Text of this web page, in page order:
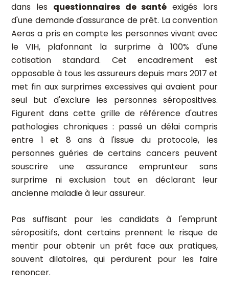
dans les questionnaires de santé exigés lors
d'une demande d'assurance de prêt. La convention
Aeras a pris en compte les personnes vivant avec
le VIH, plafonnant la surprime à 100% d'une
cotisation standard. Cet encadrement est
opposable à tous les assureurs depuis mars 2017 et
met fin aux surprimes excessives qui avaient pour
seul but d'exclure les personnes séropositives.
Figurent dans cette grille de référence d'autres
pathologies chroniques : passé un délai compris
entre 1 et 8 ans à l'issue du protocole, les
personnes guéries de certains cancers peuvent
souscrire une assurance emprunteur sans
surprime ni exclusion tout en déclarant leur
ancienne maladie à leur assureur.
Pas suffisant pour les candidats à l'emprunt
séropositifs, dont certains prennent le risque de
mentir pour obtenir un prêt face aux pratiques,
souvent dilatoires, qui perdurent pour les faire
renoncer.